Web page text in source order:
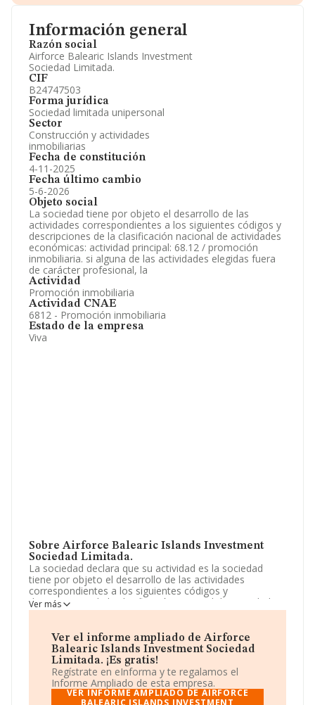
Información general
Razón social
Airforce Balearic Islands Investment
Sociedad Limitada.
CIF
B24747503
Forma jurídica
Sociedad limitada unipersonal
Sector
Construcción y actividades
inmobiliarias
Fecha de constitución
4-11-2025
Fecha último cambio
5-6-2026
Objeto social
La sociedad tiene por objeto el desarrollo de las
actividades correspondientes a los siguientes códigos y
descripciones de la clasificación nacional de actividades
económicas: actividad principal: 68.12 / promoción
inmobiliaria. si alguna de las actividades elegidas fuera
de carácter profesional, la
Actividad
Promoción inmobiliaria
Actividad CNAE
6812 - Promoción inmobiliaria
Estado de la empresa
Viva
Sobre Airforce Balearic Islands Investment
Sociedad Limitada.
La sociedad declara que su actividad es la sociedad
tiene por objeto el desarrollo de las actividades
correspondientes a los siguientes códigos y
descripciones de la clasificación nacional de actividades
económicas: actividad principal: 68.12 / promoción
de carácter profesional, la. La empresa está registrada
como Sociedad Limitada. Su CNAE corresponde a 6812
con código '%cnae%'. La compañía no tiene actividad en
mercados exteriores.
La compañíaAirforce Balearic Islands Investment
Ver más
Ver el informe ampliado de Airforce
Balearic Islands Investment Sociedad
Limitada. ¡Es gratis!
Regístrate en eInforma y te regalamos el
Informe Ampliado de esta empresa.
VER INFORME AMPLIADO DE AIRFORCE
BALEARIC ISLANDS INVESTMENT
Accionistas.
Artículos de prensa publicados sobre la empresa.
Información oficial y registral complementaria.